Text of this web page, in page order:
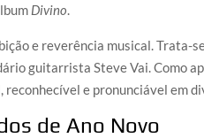
Divino.
e reverência musical. Trata-
guitarrista Steve Vai. Como
e pronunciável em
de Ano Novo